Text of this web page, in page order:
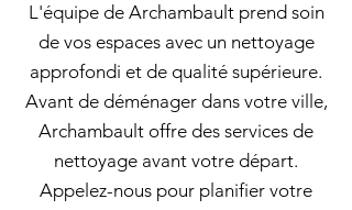
L'équipe de Archambault prend soin
de vos espaces avec un nettoyage
approfondi et de qualité supérieure.
Avant de déménager dans votre ville,
Archambault offre des services de
nettoyage avant votre départ.
Appelez-nous pour planifier votre